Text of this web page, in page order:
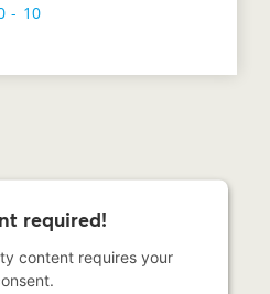
- 10
required!
content requires your